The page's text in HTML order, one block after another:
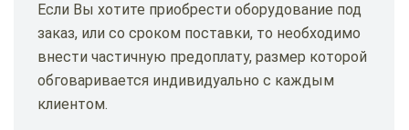
Если Вы хотите приобрести оборудование под
заказ, или со сроком поставки, то необходимо
внести частичную предоплату, размер которой
обговаривается индивидуально с каждым
клиентом.